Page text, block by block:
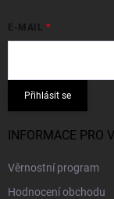
E-MAIL
Přihlásit se
INFORMACE PRO
Věrnostní program
Hodnocení obchodu